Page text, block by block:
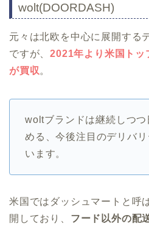
wolt(DOORDASH)
元々は北欧を中心に展開する
ですが、2021年より米国トッ
が買収 。
woltブランドは継続しつ
める、今後注目のデリバ
います。
米国ではダッシュマートと呼
開しており、 フード以外の配